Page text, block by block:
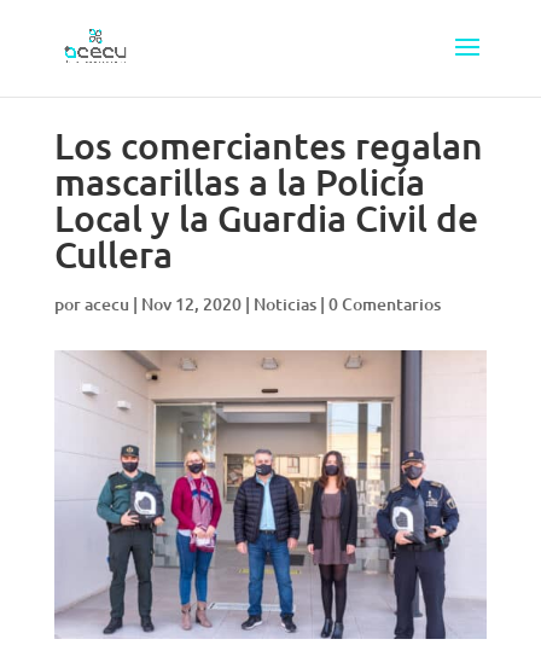
Los comerciantes regalan
mascarillas a la Policía
Local y la Guardia Civil de
Cullera
poracecu | Nov 12, 2020| Noticias| 0 Comentarios